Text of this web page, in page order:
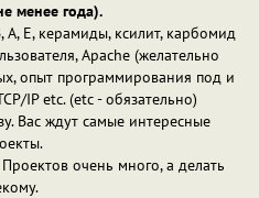
менее года).
A, E, керамиды, ксилит, карбомид
Apache (желательно
опыт программирования под и
IP etc. (etc - обязательно)
Вас ждут самые интересные
очень много, а делать